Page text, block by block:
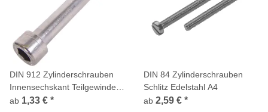
DIN 912 Zylinderschrauben
Innensechskant Teilgewinde
Edelstahl A4
ab 1,33 € *
DIN 84 Zylinderschrauben
Schlitz Edelstahl A4
ab 2,59 € *